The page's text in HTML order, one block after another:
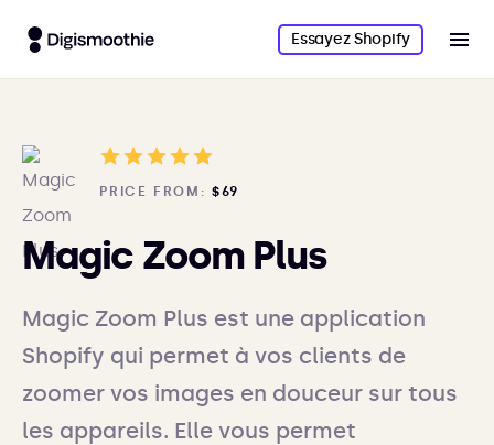
Essayez Shopify
PRICE FROM: $69
Magic Zoom Plus
Magic Zoom Plus est une application
Shopify qui permet à vos clients de
zoomer vos images en douceur sur tous
les appareils. Elle vous permet